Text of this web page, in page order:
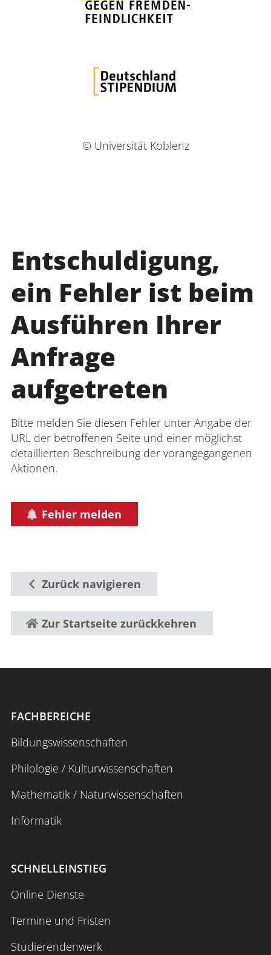
© Universität Koblenz
Entschuldigung,
ein Fehler ist beim
Ausführen Ihrer
Anfrage
aufgetreten
Bitte melden Sie diesen Fehler unter Angabe der
URL der betroffenen Seite und einer möglichst
detaillierten Beschreibung der vorangegangenen
Aktionen.
Fehler melden
Zurück navigieren
Zur Startseite zurückkehren
FACHBEREICHE
Bildungswissenschaften
Philologie / Kulturwissenschaften
Mathematik / Naturwissenschaften
Informatik
SCHNELLEINSTIEG
Online Dienste
Termine und Fristen
Studierendenwerk